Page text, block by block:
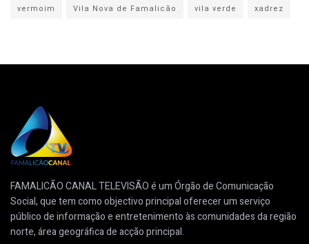
vermoim
Vila Nova de Famalicão vila verde xadrez
FAMALICÃO CANAL TELEVISÃO é um Órgão de Comunicação
Social, que tem como objectivo principal oferecer um serviço
público de informação e entretenimento às comunidades da região
norte, área geográfica de acção principal.